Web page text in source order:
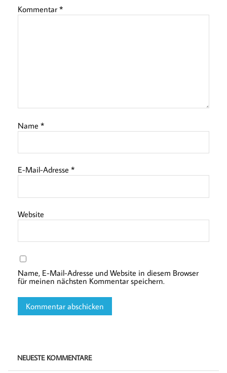
Kommentar*
Name*
E-Mail-Adresse*
Website
Name, E-Mail-Adresse und Website in diesem Browser
für meinen nächsten Kommentar speichern.
NEUESTE KOMMENTARE